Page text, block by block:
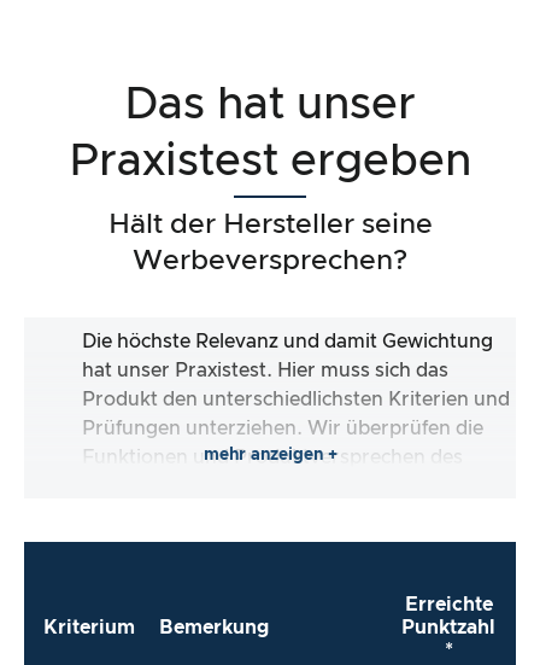
Das hat unser
Praxistest ergeben
Hält der Hersteller seine
Werbeversprechen?
Die höchste Relevanz und damit Gewichtung
hat unser Praxistest. Hier muss sich das
Produkt den unterschiedlichsten Kriterien und
Prüfungen unterziehen. Wir überprüfen die
Funktionen und Produktversprechen des
mehr anzeigen +
Kriterium Bemerkung
Erreichte
Punktzahl
*